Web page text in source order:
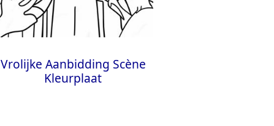
Vrolijke Aanbidding Scène
Kleurplaat